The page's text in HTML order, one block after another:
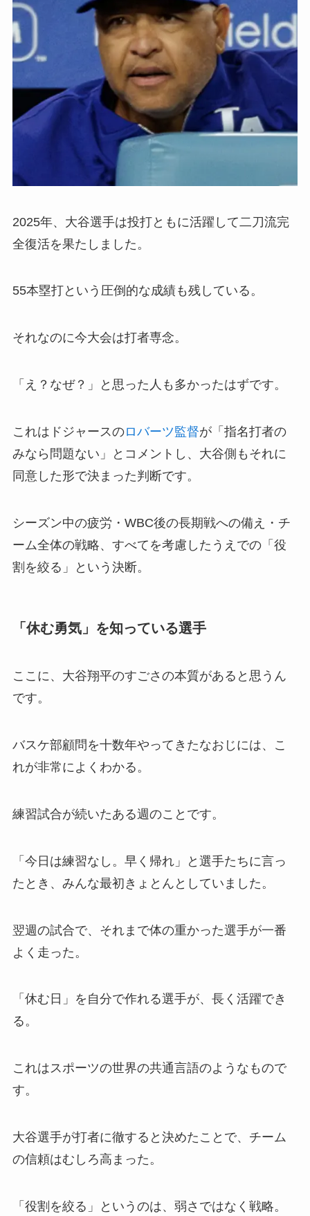
2025年、大谷選手は投打ともに活躍して二刀流完
全復活を果たしました。
55本塁打という圧倒的な成績も残している。
それなのに今大会は打者専念。
「え？なぜ？」と思った人も多かったはずです。
これはドジャースのロバーツ監督が「指名打者の
みなら問題ない」とコメントし、大谷側もそれに
同意した形で決まった判断です。
シーズン中の疲労・WBC後の長期戦への備え・チ
ーム全体の戦略、すべてを考慮したうえでの「役
割を絞る」という決断。
「休む勇気」を知っている選手
ここに、大谷翔平のすごさの本質があると思うん
です。
バスケ部顧問を十数年やってきたなおじには、こ
れが非常によくわかる。
練習試合が続いたある週のことです。
「今日は練習なし。早く帰れ」と選手たちに言っ
たとき、みんな最初きょとんとしていました。
翌週の試合で、それまで体の重かった選手が一番
よく走った。
「休む日」を自分で作れる選手が、長く活躍でき
る。
これはスポーツの世界の共通言語のようなもので
す。
大谷選手が打者に徹すると決めたことで、チーム
の信頼はむしろ高まった。
「役割を絞る」というのは、弱さではなく戦略。